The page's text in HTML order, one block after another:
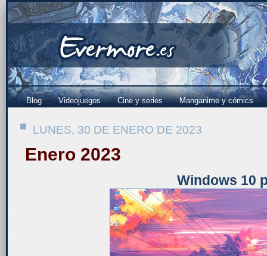
Blog Videojuegos Cine y series Manganime y cómics
LUNES, 30 DE ENERO DE 2023
Enero 2023
Windows 10